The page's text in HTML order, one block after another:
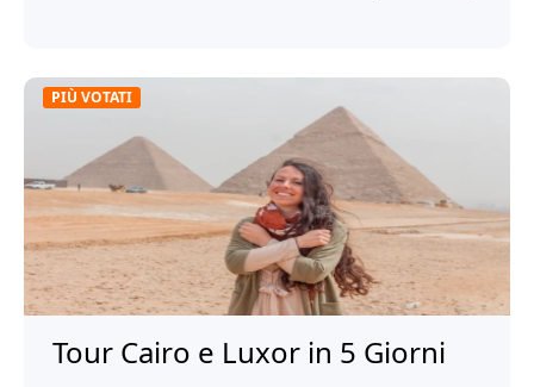
PIÙ VOTATI
Tour Cairo e Luxor in 5 Giorni